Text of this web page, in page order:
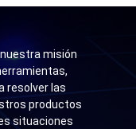
misión
resolver las
productos
situaciones